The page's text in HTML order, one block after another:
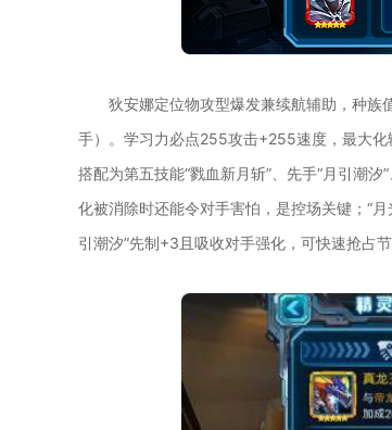
狄安娜定位物攻型爆发兼续航辅助，种族
手）。学习力必点255攻击+255速度，最大
搭配为第五技能“戮血新月斩”、先手“月引潮汐
化被消除时还能令对手害怕，是控场关键；“
引潮汐”先制+3且吸收对手强化，可快速抢占节